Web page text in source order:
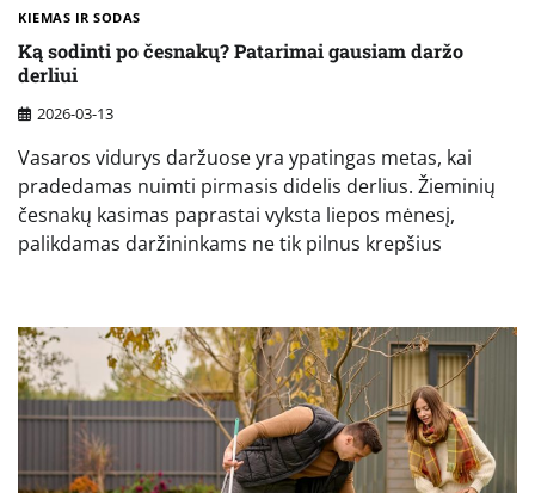
KIEMAS IR SODAS
Ką sodinti po česnakų? Patarimai gausiam daržo
derliui
2026-03-13
Vasaros vidurys daržuose yra ypatingas metas, kai
pradedamas nuimti pirmasis didelis derlius. Žieminių
česnakų kasimas paprastai vyksta liepos mėnesį,
palikdamas daržininkams ne tik pilnus krepšius